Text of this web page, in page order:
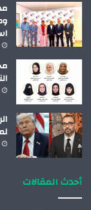
أحدث المقالات